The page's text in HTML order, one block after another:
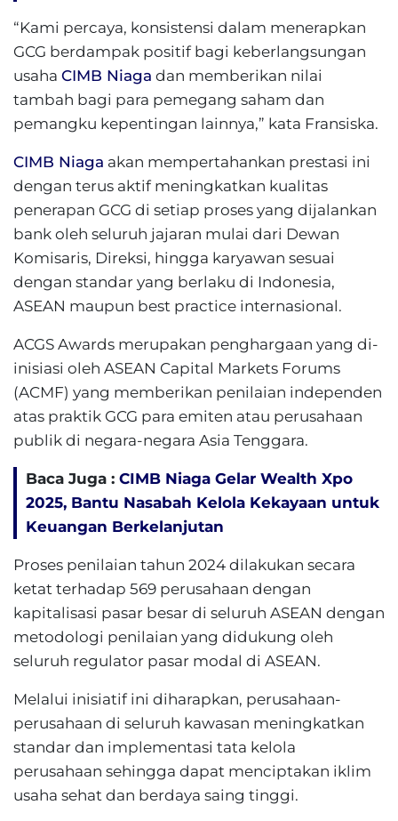
“Kami percaya, konsistensi dalam menerapkan
GCG berdampak positif bagi keberlangsungan
usaha CIMB Niaga dan memberikan nilai
tambah bagi para pemegang saham dan
pemangku kepentingan lainnya,” kata Fransiska.
CIMB Niaga akan mempertahankan prestasi ini
dengan terus aktif meningkatkan kualitas
penerapan GCG di setiap proses yang dijalankan
bank oleh seluruh jajaran mulai dari Dewan
Komisaris, Direksi, hingga karyawan sesuai
dengan standar yang berlaku di Indonesia,
ASEAN maupun best practice internasional.
ACGS Awards merupakan penghargaan yang di-
inisiasi oleh ASEAN Capital Markets Forums
(ACMF) yang memberikan penilaian independen
atas praktik GCG para emiten atau perusahaan
publik di negara-negara Asia Tenggara.
Baca Juga : CIMB Niaga Gelar Wealth Xpo
2025, Bantu Nasabah Kelola Kekayaan untuk
Keuangan Berkelanjutan
Proses penilaian tahun 2024 dilakukan secara
ketat terhadap 569 perusahaan dengan
kapitalisasi pasar besar di seluruh ASEAN dengan
metodologi penilaian yang didukung oleh
seluruh regulator pasar modal di ASEAN.
Melalui inisiatif ini diharapkan, perusahaan-
perusahaan di seluruh kawasan meningkatkan
standar dan implementasi tata kelola
perusahaan sehingga dapat menciptakan iklim
usaha sehat dan berdaya saing tinggi.